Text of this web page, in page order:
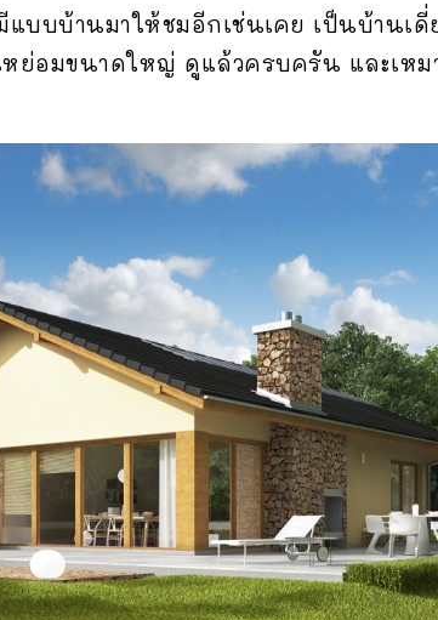
บบบ้านมาให้ชมอีกเช่นเคย เป็นบ้านเ
ย่อมขนาดใหญ่ ดูแล้วครบครัน และเห